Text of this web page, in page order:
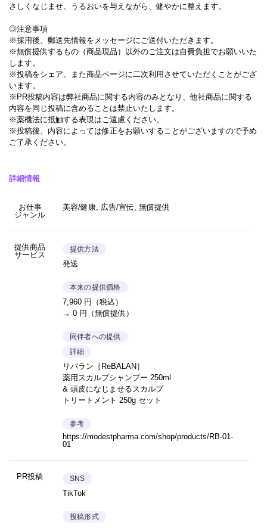
さしくなじませ、うるおいを与えながら、健やかに整えます。
◎注意事項
※採用後、郵送先情報をメッセージにご送付いただきます。
※無償提供するもの（商品現品）以外のご注文は自費負担でお願いいた
します。
※投稿をシェア、また商品ページに二次利用させていただくことがござ
います。
※PR投稿内容は弊社商品に関する内容のみとなり、他社商品に関する
内容を同じ投稿に含めることは禁止いたします。
※薬機法に抵触する表現はご遠慮ください。
※投稿後、内容によっては修正をお願いすることがございますので予め
ご了承ください。
詳細情報
お仕事
ジャンル
美容/健康, 広告/宣伝, 無償提供
提供商品
サービス
提供方法
発送
本来の提供価格
7,960 円（税込）
→ 0 円（無償提供）
同伴者への提供
詳細
リバラン［ReBALAN］
薬用スカルプシャンプー ‎250ml
& 頭皮になじませるスカルプ
トリートメント ‎250g セット
参考
https://modestpharma.com/shop/products/RB-01-
01
PR投稿 SNS
TikTok
投稿形式